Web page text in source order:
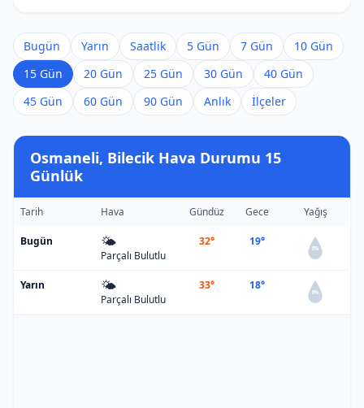
Bugün Yarın Saatlik 5 Gün 7 Gün
10 Gün
15 Gün
20 Gün 25 Gün 30 Gün
40 Gün
45 Gün
60 Gün 90 Gün Anlık İlçeler
Osmaneli, Bilecik Hava Durumu 15
Günlük
Tarih Hava Gündüz Gece Yağış
Bugün 🌤️
Parçalı Bulutlu
32° 19°
0%
Yarın 🌤️
Parçalı Bulutlu
33° 18°
0%